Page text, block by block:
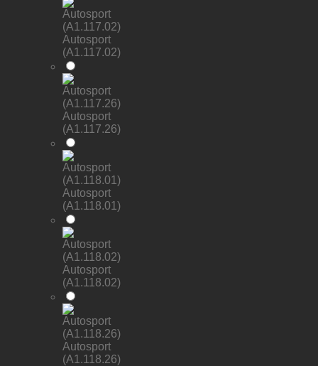
Autosport
(A1.117.02)
Autosport
(A1.117.26)
Autosport
(A1.118.01)
Autosport
(A1.118.02)
Autosport
(A1.118.26)